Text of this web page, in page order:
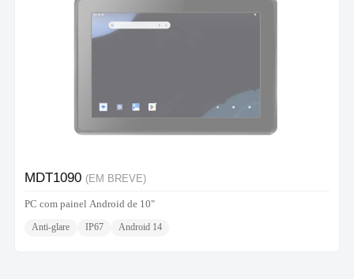
MDT1090 (EM BREVE)
PC com painel Android de 10"
Anti-glare IP67 Android 14